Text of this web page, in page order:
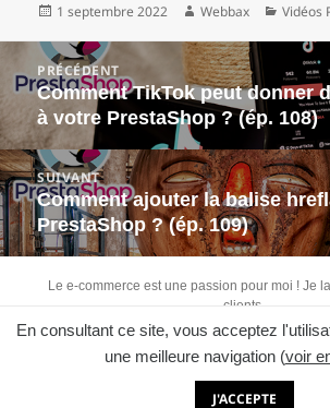
En consultant ce site, vous acceptez
une meilleure navigation (voir
J'ACCEPTE
Publié
1 septembre 2022 Auteur
Webbax Vidéos
Navigation
de
l’article
PRÉCÉDENT
Article
précédent :
Comment TikTok peut donner
à votre PrestaShop ? (ép. 108)
SUIVANT
Article
suivant :
Comment ajouter la balise
PrestaShop ? (ép. 109)
Le e-commerce est une passion pour moi ! Je
clients.
Retrouvez-moi sur :